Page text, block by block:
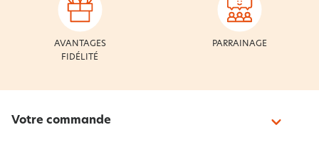
AVANTAGES
FIDÉLITÉ
PARRAINAGE
Votre commande